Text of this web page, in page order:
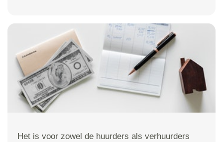
Het is voor zowel de huurders als verhuurders